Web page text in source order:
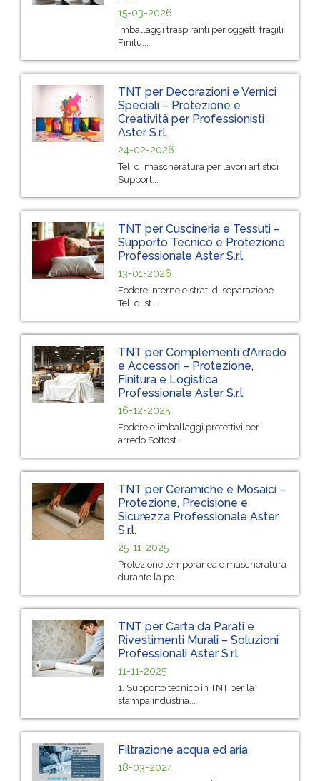
15-03-2026
Imballaggi traspiranti per oggetti fragili
Finitu...
TNT per Decorazioni e Vernici
Speciali – Protezione e
Creatività per Professionisti
Aster S.r.l.
24-02-2026
Teli di mascheratura per lavori artistici
Support...
TNT per Cuscineria e Tessuti –
Supporto Tecnico e Protezione
Professionale Aster S.r.l.
13-01-2026
Fodere interne e strati di separazione
Teli di st...
TNT per Complementi d’Arredo
e Accessori – Protezione,
Finitura e Logistica
Professionale Aster S.r.l.
16-12-2025
Fodere e imballaggi protettivi per
arredo Sottost...
TNT per Ceramiche e Mosaici –
Protezione, Precisione e
Sicurezza Professionale Aster
S.r.l.
25-11-2025
Protezione temporanea e mascheratura
durante la po...
TNT per Carta da Parati e
Rivestimenti Murali – Soluzioni
Professionali Aster S.r.l.
11-11-2025
1. Supporto tecnico in TNT per la
stampa industria...
Filtrazione acqua ed aria
18-03-2024